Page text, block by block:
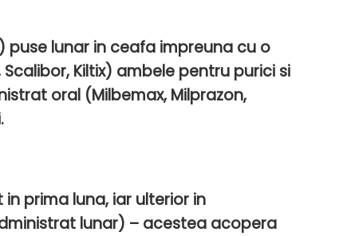
lunar in ceafa impreuna cu o
Kiltix) ambele pentru purici si
oral (Milbemax, Milprazon,
prima luna, iar ulterior in
lunar) – acestea acopera